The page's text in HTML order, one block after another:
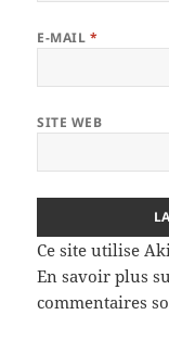
E-MAIL *
SITE WEB
Ce site utilise
En savoir plus
commentaires